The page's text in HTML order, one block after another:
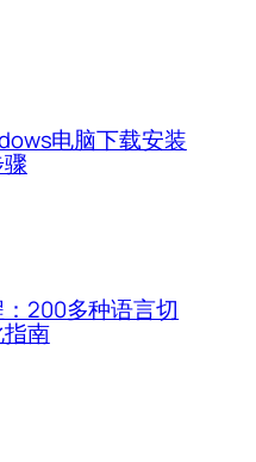
电脑下载安装
200多种语言切
南